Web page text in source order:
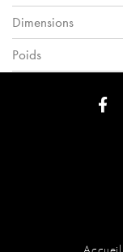
Dimensions
Poids